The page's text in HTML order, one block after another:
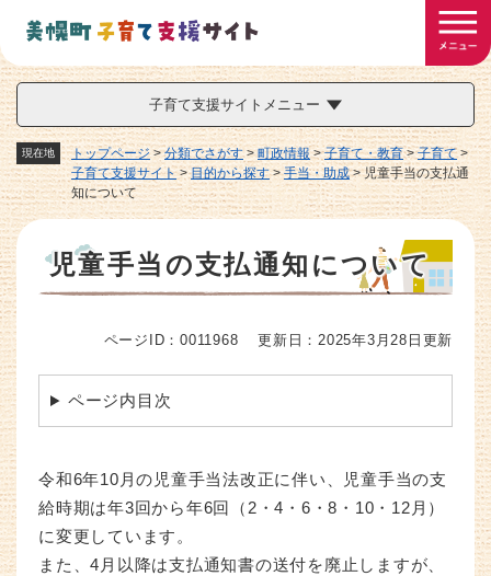
ジ
の
先
頭
で
す
。
現在地 トップページ >分類でさがす >町政情報 >子育て・教育 >子育て>
子育て支援サイト >目的から探す>手当・助成>児童手当の支払通
知について
子育て支援サイトメニュー
本
文
児童手当の支払通知について
ページID：0011968 更新日：2025年3月28日更新
ページ内目次
令和6年10月の児童手当法改正に伴い、児童手当の支
給時期は年3回から年6回（2・4・6・8・10・12月）
に変更しています。
また、4月以降は支払通知書の送付を廃止しますが、